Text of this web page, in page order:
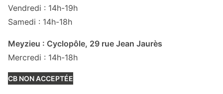
Vendredi : 14h-19h
Samedi : 14h-18h
Meyzieu : Cyclopôle, 29 rue Jean Jaurès
Mercredi : 14h-18h
CB NON ACCEPTÉE